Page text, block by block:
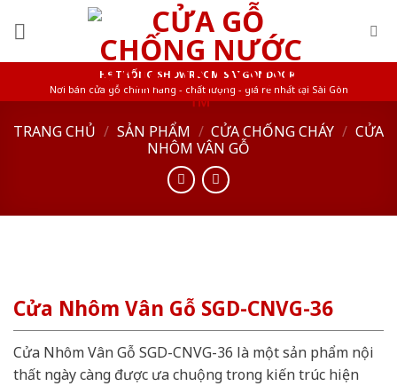
HỆ THỐNG SHOWROOM SAIGONDOOR
Nơi bán cửa gỗ chính hãng - chất lượng - giá rẻ nhất tại Sài Gòn
TRANG CHỦ / SẢN PHẨM / CỬA CHỐNG CHÁY / CỬA
NHÔM VÂN GỖ
Cửa Nhôm Vân Gỗ SGD-CNVG-36
Cửa Nhôm Vân Gỗ SGD-CNVG-36 là một sản phẩm nội
thất ngày càng được ưa chuộng trong kiến trúc hiện